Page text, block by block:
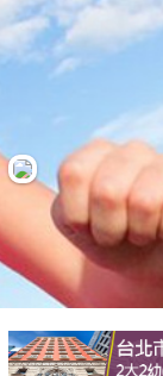
好康優惠
最新留言
商家合作
推薦景點